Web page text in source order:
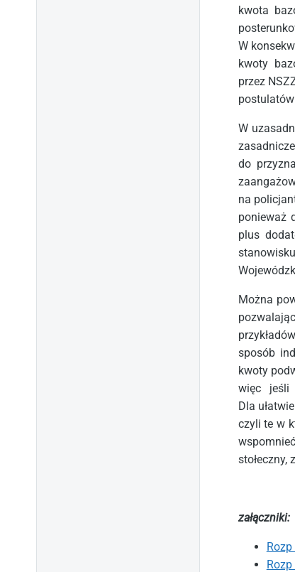
kwota
W
kwoty
przez
W
do
na
ponieważ
plus
Można
sposób
kwoty
więc jeśli
Dla
czyli te w
stołeczny,
załączniki: